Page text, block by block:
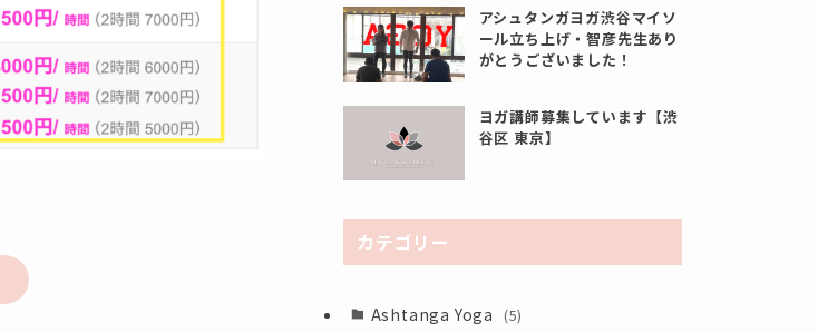
アシュタンガヨガ渋谷マイソ
ール立ち上げ・智彦先生あり
がとうございました！
ヨガ講師募集しています【渋
谷区 東京】
カテゴリー
Ashtanga Yoga (5)